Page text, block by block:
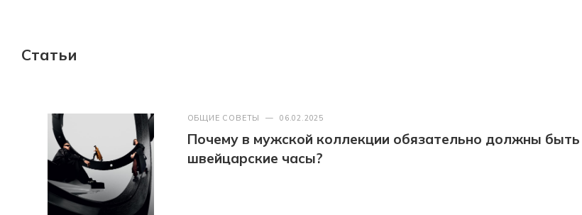
Статьи
ОБЩИЕ СОВЕТЫ — 06.02.2025
Почему в мужской коллекции обязательно должны быть
швейцарские часы?